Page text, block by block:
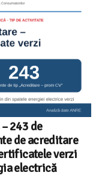
243 de
de acreditare
verzi
electrică